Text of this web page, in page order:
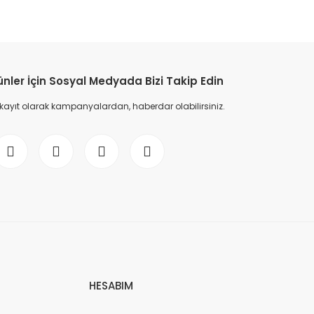
İçin Sosyal Medyada Bizi Takip Edin
olarak kampanyalardan, haberdar olabilirsiniz.
HESABIM